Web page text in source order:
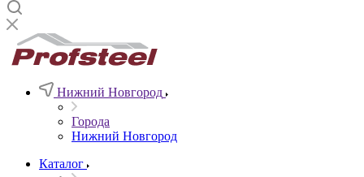
Нижний Новгород
Города
Нижний Новгород
Каталог